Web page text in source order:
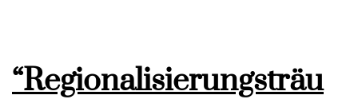
“Regionalisierungsträu